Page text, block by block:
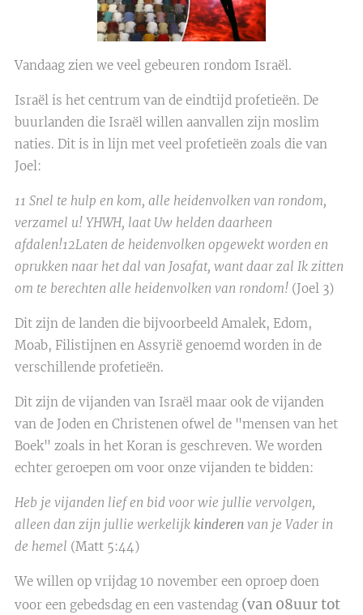
Vandaag zien we veel gebeuren rondom Israël.
Israël is het centrum van de eindtijd profetieën. De
buurlanden die Israël willen aanvallen zijn moslim
naties. Dit is in lijn met veel profetieën zoals die van
Joel:
11 Snel te hulp en kom, alle heidenvolken van rondom,
verzamel u! YHWH, laat Uw helden daarheen
afdalen!12Laten de heidenvolken opgewekt worden en
oprukken naar het dal van Josafat, want daar zal Ik zitten
om te berechten alle heidenvolken van rondom! (Joel 3)
Dit zijn de landen die bijvoorbeeld Amalek, Edom,
Moab, Filistijnen en Assyrië genoemd worden in de
verschillende profetieën.
Dit zijn de vijanden van Israël maar ook de vijanden
van de Joden en Christenen ofwel de "mensen van het
Boek" zoals in het Koran is geschreven. We worden
echter geroepen om voor onze vijanden te bidden:
Heb je vijanden lief en bid voor wie jullie vervolgen,
alleen dan zijn jullie werkelijk kinderen van je Vader in
de hemel (Matt 5:44)
We willen op vrijdag 10 november een oproep doen
voor een gebedsdag en een vastendag (van 08uur tot